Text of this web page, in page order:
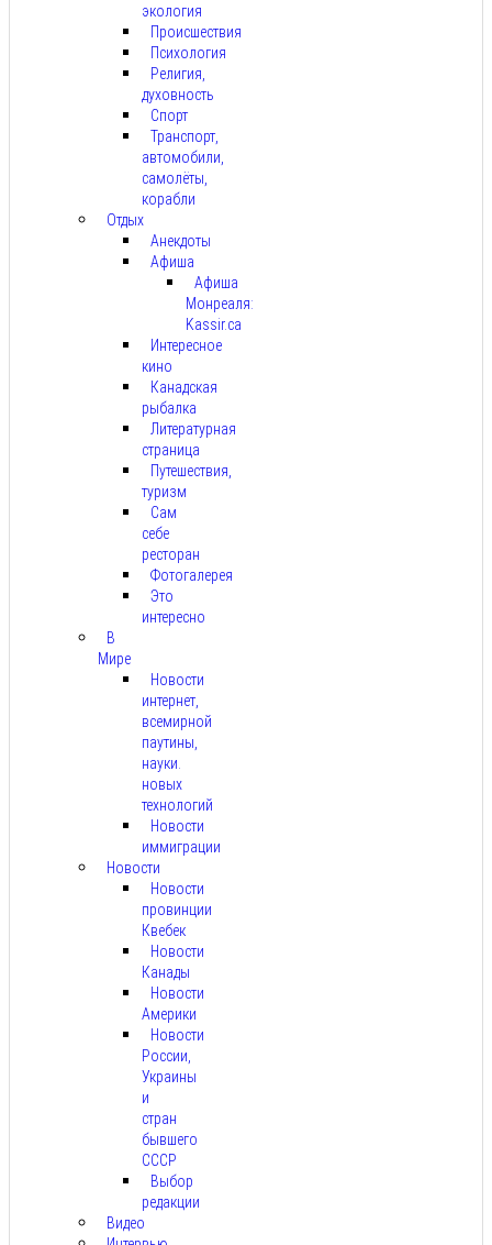
экология
Происшествия
Психология
Религия,
духовность
Спорт
Транспорт,
автомобили,
самолёты,
корабли
Отдых
Анекдоты
Афиша
Афиша
Монреаля:
Kassir.ca
Интересное
кино
Канадская
рыбалка
Литературная
страница
Путешествия,
туризм
Сам
себе
ресторан
Фотогалерея
Это
интересно
В
Мире
Новости
интернет,
всемирной
паутины,
науки.
новых
технологий
Новости
иммиграции
Новости
Новости
провинции
Квебек
Новости
Канады
Новости
Америки
Новости
России,
Украины
и
стран
бывшего
СССР
Выбор
редакции
Видео